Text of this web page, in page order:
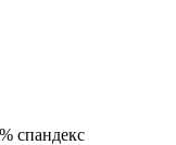
спандекс